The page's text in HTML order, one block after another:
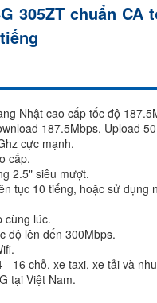
305ZT chuẩn CA
Nhật cao cấp tốc độ
187.5Mbps, Upload
cực mạnh.
cấp.
2.5" siêu mượt.
tục 10 tiếng, hoặc sử dụng
cùng lúc.
độ lên đến 300Mbps.
16 chỗ, xe taxi, xe tải và
tại Việt Nam.